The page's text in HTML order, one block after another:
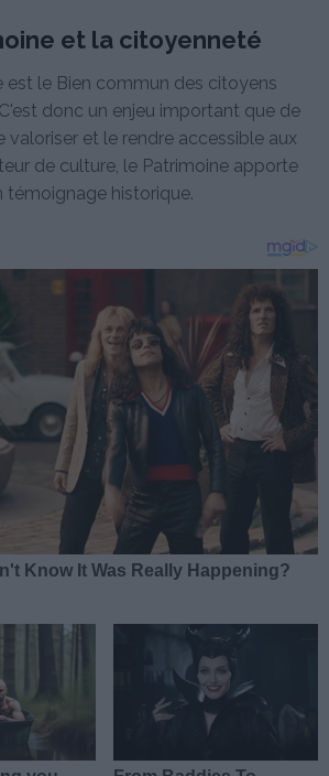
et la citoyenneté
est le Bien commun des citoyens
donc un enjeu important que de
valoriser et le rendre accessible aux
de culture, le Patrimoine apporte
témoignage historique.